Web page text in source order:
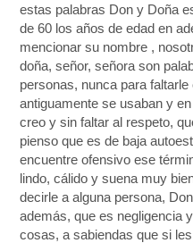
estas palabras Don y Doña
de 60 los años de edad en
mencionar su nombre ,
doña, señor, señora son
personas, nunca para
antiguamente se usaban y
creo y sin faltar al respeto,
pienso que es de baja
encuentre ofensivo ese
lindo, cálido y suena muy
decirle a alguna persona,
además, que es negligencia
cosas, a sabiendas que si